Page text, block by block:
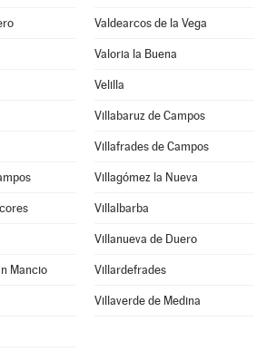
Valdearcos de la Vega
Valoria la Buena
Velilla
Villabaruz de Campos
Villafrades de Campos
Villagómez la Nueva
Villalbarba
Villanueva de Duero
Mancio Villardefrades
Villaverde de Medina